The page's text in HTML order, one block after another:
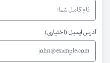
آدرس ایمیل (اختیاری)